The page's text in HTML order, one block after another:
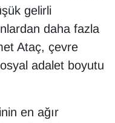
gelirli
daha fazla
Ataç, çevre
adalet boyutu
en ağır